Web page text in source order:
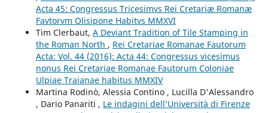
Acta 45: Congressus Tricesimvs Rei Cretariæ Romanæ
Favtorvm Olisipone Habitvs MMXVI
Tim Clerbaut, A Deviant Tradition of Tile Stamping in
the Roman North , Rei Cretariae Romanae Fautorum
Acta: Vol. 44 (2016): Acta 44: Congressus vicesimus
nonus Rei Cretariae Romanae Fautorum Coloniae
Ulpiae Traianae habitus MMXIV
Martina Rodinò, Alessia Contino , Lucilla D'Alessandro
, Dario Panariti , Le indagini dell’Università di Firenze